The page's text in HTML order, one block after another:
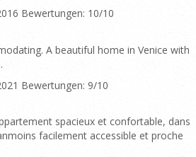
Bewertungen: 10/10
A beautiful home in Venice with
Bewertungen: 9/10
spacieux et confortable, dans
facilement accessible et proche